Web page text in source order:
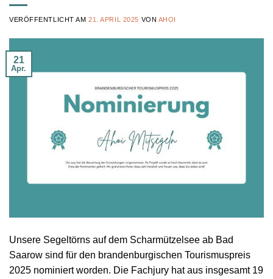
VERÖFFENTLICHT AM21. APRIL 2025 VON AHOI
21
Apr.
Unsere Segeltörns auf dem Scharmützelsee ab Bad
Saarow sind für den brandenburgischen Tourismuspreis
2025 nominiert worden. Die Fachjury hat aus insgesamt 19